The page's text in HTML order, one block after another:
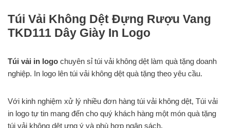
Túi Vải Không Dệt Đựng Rượu Vang
TKD111 Dây Giày In Logo
Túi vải in logo chuyên sỉ túi vải không dệt làm quà tặng doanh
nghiệp. In logo lên túi vải không dệt quà tặng theo yêu cầu.
Với kinh nghiệm xử lý nhiều đơn hàng túi vải không dệt, Túi vải
in logo tự tin mang đến cho quý khách hàng một món quà tặng
túi vải không dệt ưng ý và phù hợp ngân sách.